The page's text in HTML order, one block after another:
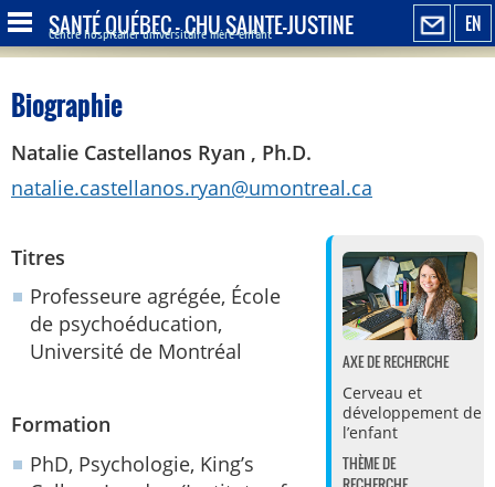
EN
SANTÉ QUÉBEC - CHU SAINTE-JUSTINE
Centre hospitalier universitaire mère-enfant
Biographie
Natalie Castellanos Ryan , Ph.D.
natalie.castellanos.ryan@umontreal.ca
AXE DE RECHERCHE
Cerveau et
développement de
l’enfant
THÈME DE
Titres
Professeure agrégée, École
de psychoéducation,
Université de Montréal
Formation
PhD, Psychologie, King’s